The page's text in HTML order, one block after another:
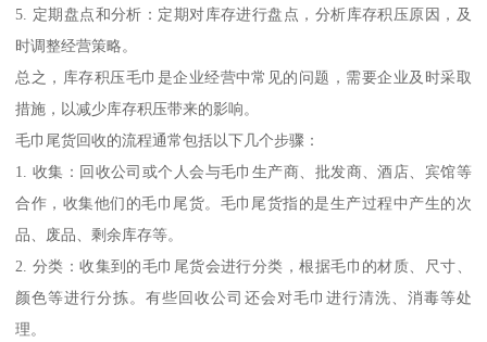
5. 定期盘点和分析：定期对库存进行盘点，分析库存积压原因，及
时调整经营策略。
总之，库存积压毛巾是企业经营中常见的问题，需要企业及时采取
措施，以减少库存积压带来的影响。
毛巾尾货回收的流程通常包括以下几个步骤：
1. 收集：回收公司或个人会与毛巾生产商、批发商、酒店、宾馆等
合作，收集他们的毛巾尾货。毛巾尾货指的是生产过程中产生的次
品、废品、剩余库存等。
2. 分类：收集到的毛巾尾货会进行分类，根据毛巾的材质、尺寸、
颜色等进行分拣。有些回收公司还会对毛巾进行清洗、消毒等处
理。